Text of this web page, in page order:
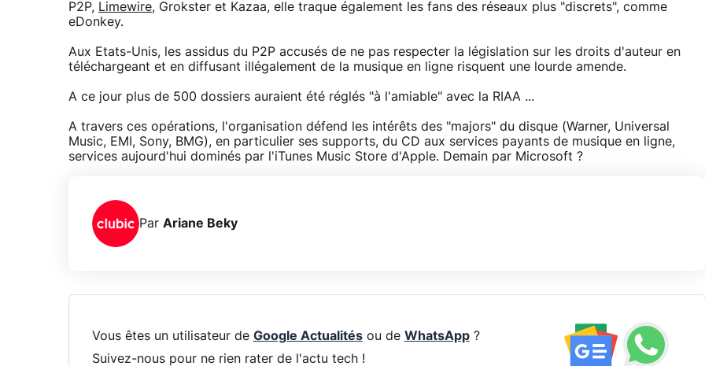
P2P, Limewire, Grokster et Kazaa, elle traque également les fans des réseaux plus "discrets", comme
eDonkey.
Aux Etats-Unis, les assidus du P2P accusés de ne pas respecter la législation sur les droits d'auteur en
téléchargeant et en diffusant illégalement de la musique en ligne risquent une lourde amende.
A ce jour plus de 500 dossiers auraient été réglés "à l'amiable" avec la RIAA ...
A travers ces opérations, l'organisation défend les intérêts des "majors" du disque (Warner, Universal
Music, EMI, Sony, BMG), en particulier ses supports, du CD aux services payants de musique en ligne,
services aujourd'hui dominés par l'iTunes Music Store d'Apple. Demain par Microsoft ?
Par Ariane Beky
Vous êtes un utilisateur de Google Actualitésou de WhatsApp?
Suivez-nous pour ne rien rater de l'actu tech !